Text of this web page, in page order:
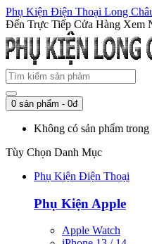
Phụ Kiện Điện Thoại Long
Đến Trực Tiếp Cửa Hàng Xem
0 sản phẩm - 0đ
Không có sản phẩm
Tùy Chọn Danh Mục
Phụ Kiện Điện Thoại
Phụ Kiện Apple
Apple Watch